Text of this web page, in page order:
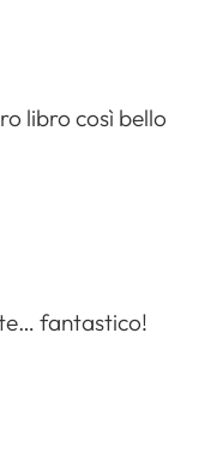
libro così bello
fantastico!
Apri il menu di navigazione